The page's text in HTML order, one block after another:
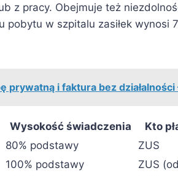
z pracy. Obejmuje też
pobytu w szpitalu zasiłek wynosi
prywatną i faktura bez
Wysokość świadczenia
Kto
80% podstawy
ZUS
100% podstawy
ZUS